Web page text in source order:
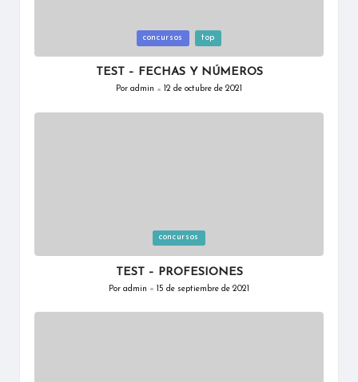
en
concursos top
TEST – FECHAS Y NÚMEROS
Por admin 12 de octubre de 2021
en
concursos
TEST – PROFESIONES
Por admin 15 de septiembre de 2021